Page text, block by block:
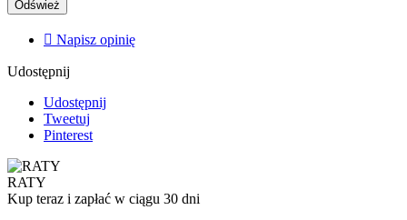
 Napisz opinię
Udostępnij
Udostępnij
Tweetuj
Pinterest
RATY
Kup teraz i zapłać w ciągu 30 dni